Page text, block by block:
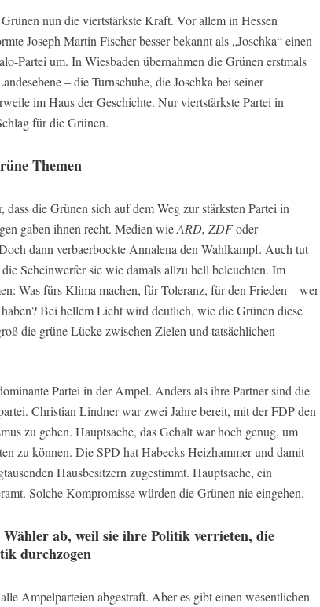
nun die viertstärkste Kraft. Vor allem in Hessen
Joseph Martin Fischer besser bekannt als „Joschka“ einen
Partei um. In Wiesbaden übernahmen die Grünen erstmals
– die Turnschuhe, die Joschka bei seiner
im Haus der Geschichte. Nur viertstärkste Partei in
für die Grünen.
Themen
dass die Grünen sich auf dem Weg zur stärksten Partei in
gaben ihnen recht. Medien wieARD, ZDFoder
dann verbaerbockte Annalena den Wahlkampf. Auch tut
Scheinwerfer sie wie damals allzu hell beleuchten. Im
Was fürs Klima machen, für Toleranz, für den Frieden – wer
Bei hellem Licht wird deutlich, wie die Grünen diese
die grüne Lücke zwischen Zielen und tatsächlichen
Partei in der Ampel. Anders als ihre Partner sind die
Christian Lindner war zwei Jahre bereit, mit der FDP den
zu gehen. Hauptsache, das Gehalt war hoch genug, um
zu können. Die SPD hat Habecks Heizhammer und damit
Hausbesitzern zugestimmt. Hauptsache, ein
Solche Kompromisse würden die Grünen nie eingehen.
ab, weil sie ihre Politik verrieten, die
durchzogen
Ampelparteien abgestraft. Aber es gibt einen wesentlichen